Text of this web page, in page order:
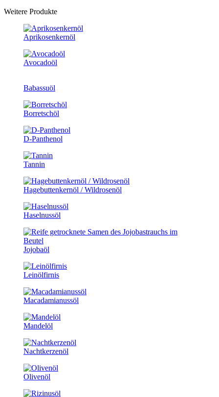
Weitere Produkte
Aprikosenkernöl
Avocadoöl
Babassuöl
Borretschöl
D-Panthenol
Tannin
Hagebuttenkernöl / Wildrosenöl
Haselnussöl
Jojobaöl
Leinölfirnis
Macadamianussöl
Mandelöl
Nachtkerzenöl
Olivenöl